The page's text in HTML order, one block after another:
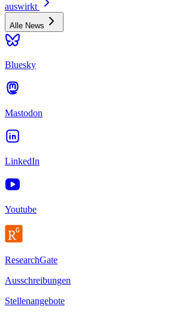
auswirkt
Alle News
Bluesky
Mastodon
LinkedIn
Youtube
ResearchGate
Ausschreibungen
Stellenangebote